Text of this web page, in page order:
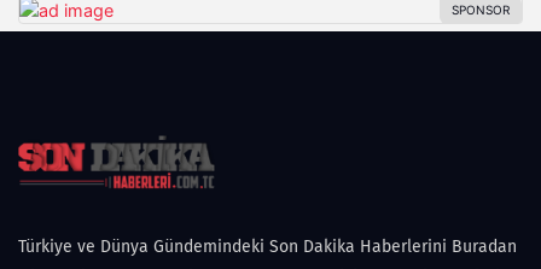
Türkiye ve Dünya Gündemindeki Son Dakika Haberlerini Buradan